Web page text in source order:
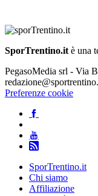
SporTrentino.it è una
PegasoMedia srl - Via
Preferenze cookie
SporTrentino.it
Chi siamo
Affiliazione